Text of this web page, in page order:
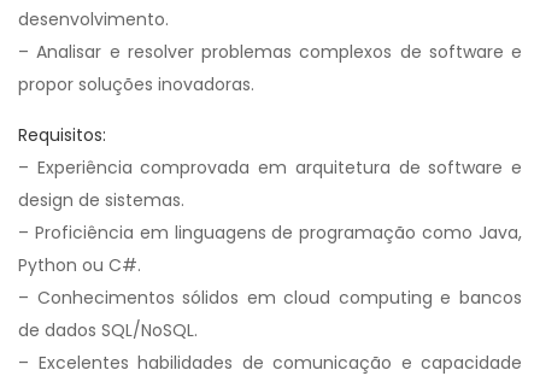
desenvolvimento.
– Analisar e resolver problemas complexos de software e
propor soluções inovadoras.
Requisitos:
– Experiência comprovada em arquitetura de software e
design de sistemas.
– Proficiência em linguagens de programação como Java,
Python ou C#.
– Conhecimentos sólidos em cloud computing e bancos
de dados SQL/NoSQL.
– Excelentes habilidades de comunicação e capacidade